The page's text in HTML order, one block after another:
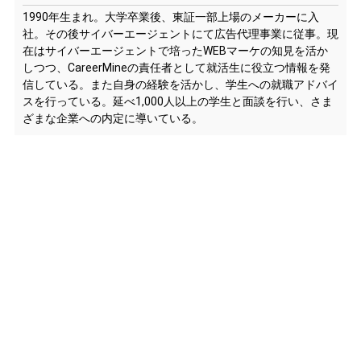
1990年生まれ。大学卒業後、東証一部上場のメーカーに入
社。その後サイバーエージェントにて広告代理事業に従事。現
在はサイバーエージェントで培ったWEBマーケの知見を活か
しつつ、CareerMineの責任者として就活生に役立つ情報を発
信している。また自身の経験を活かし、学生への就職アドバイ
スを行っている。延べ1,000人以上の学生と面談を行い、さま
ざまな企業への内定に導いている。